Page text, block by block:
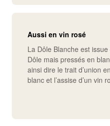
Aussi en vin rosé
La Dôle Blanche est
Dôle mais pressés en
ainsi dire le trait d’union
blanc et l’assise d’un vin